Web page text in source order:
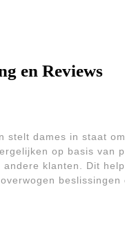
en Reviews
stelt dames in staat
op basis van
andere klanten. Dit
beslissingen